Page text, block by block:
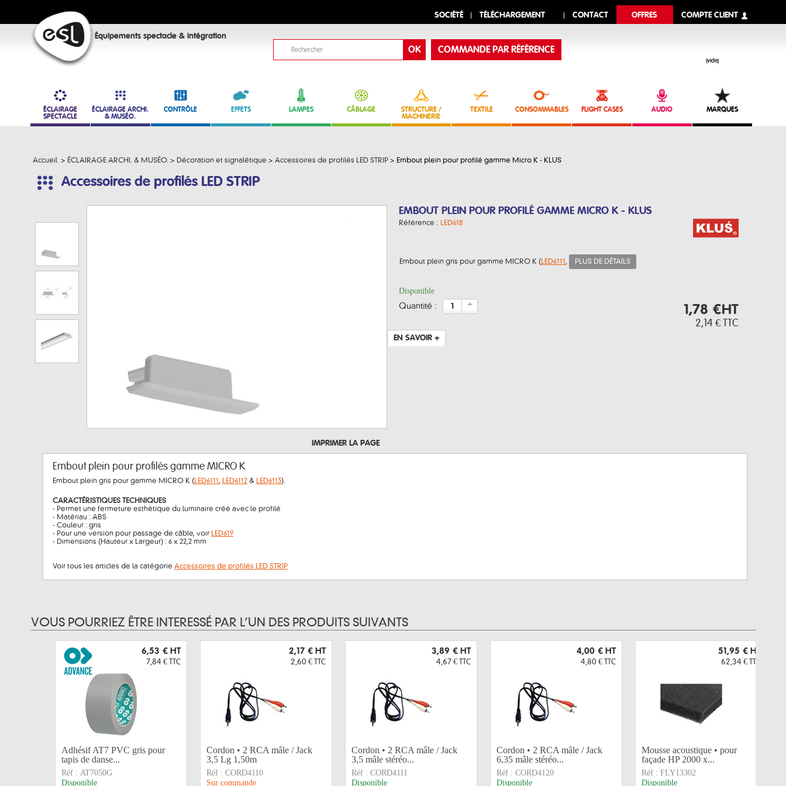
SOCIÉTÉ TÉLÉCHARGEMENT CONTACT OFFRES COMPTE CLIENT
Équipements spectacle & intégration
(vide)
COMMANDE PAR RÉFÉRENCE
ÉCLAIRAGE
SPECTACLE
ÉCLAIRAGE ARCHI.
& MUSÉO.
CONTRÔLE EFFETS LAMPES CÂBLAGE
STRUCTURE /
MACHINERIE
TEXTILE CONSOMMABLES FLIGHT CASES AUDIO MARQUES
Accueil > ÉCLAIRAGE ARCHI. & MUSÉO. > Décoration et signalétique > Accessoires de profilés LED STRIP > Embout plein pour profilé gamme Micro K - KLUS
Accessoires de profilés LED STRIP
IMPRIMER LA PAGE
EMBOUT PLEIN POUR PROFILÉ GAMME MICRO K - KLUS
Référence : LED618
Embout plein gris pour gamme MICRO K ( LED6111 , PLUS DE DÉTAILS
Disponible
quantité : 1,78 €HT
2,14 € TTC
EN SAVOIR +
Embout plein pour profilés gamme MICRO K
Embout plein gris pour gamme MICRO K ( LED6111 , LED6112 & LED6113).
CARACTÉRISTIQUES TECHNIQUES
- Permet une fermeture esthétique du luminaire créé avec le profilé
- Matériau : ABS
- Couleur : gris
- Pour une version pour passage de câble, voir
LED619
- Dimensions (Hauteur x Largeur) : 6 x 22,2 mm
Voir tous les articles de la catégorie Accessoires de profilés LED STRIP
VOUS POURRIEZ ÊTRE INTERESSÉ PAR L’UN DES PRODUITS SUIVANTS
6,53 € HT
7,84 € TTC
Adhésif AT7 PVC gris pour
tapis de danse...
Réf : AT7050G
Disponible
2,17 € HT
2,60 € TTC
Cordon • 2 RCA mâle / Jack
3,5 Lg 1,50m
Réf : CORD4110
Sur commande
3,89 € HT
4,67 € TTC
Cordon • 2 RCA mâle / Jack
3,5 mâle stéréo...
Réf : CORD4111
Disponible
4,00 € HT
4,80 € TTC
Cordon • 2 RCA mâle / Jack
6,35 mâle stéréo...
Réf : CORD4120
Disponible
51,95 € HT
62,34 € TTC
Mousse acoustique • pour
façade HP 2000 x...
Réf : FLY13302
Disponible